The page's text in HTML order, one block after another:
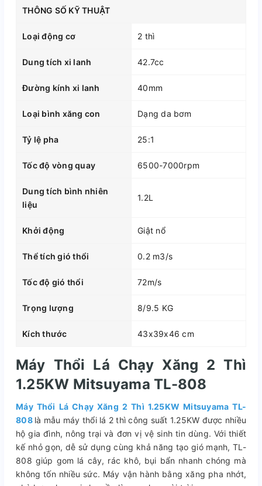
THÔNG SỐ KỸ THUẬT
Loại động cơ 2 thì
Dung tích xi lanh 42.7cc
Đường kính xi lanh 40mm
Loại bình xăng con Dạng da bơm
Tỷ lệ pha 25:1
Tốc độ vòng quay 6500-7000rpm
Dung tích bình nhiên
liệu
1.2L
Khởi động Giật nổ
Thể tích gió thổi 0.2 m3/s
Tốc độ gió thổi 72m/s
Trọng lượng 8/9.5 KG
Kích thước 43x39x46 cm
Máy Thổi Lá Chạy Xăng 2 Thì
1.25KW Mitsuyama TL-808
Máy Thổi Lá Chạy Xăng 2 Thì 1.25KW Mitsuyama TL-
808 là mẫu máy thổi lá 2 thì công suất 1.25KW được nhiều
hộ gia đình, nông trại và đơn vị vệ sinh tin dùng. Với thiết
kế nhỏ gọn, dễ sử dụng cùng khả năng tạo gió mạnh, TL-
808 giúp gom lá cây, rác khô, bụi bẩn nhanh chóng mà
không tốn nhiều sức. Máy vận hành bằng xăng pha nhớt,